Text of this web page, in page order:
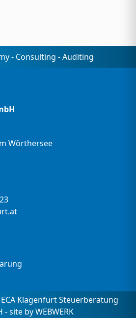
- Consulting - Auditing
Wörthersee
Klagenfurt Steuerberatung
- site by WEBWERK